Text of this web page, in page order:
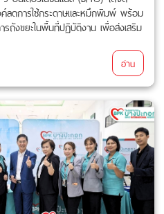
ดการใช้กระดาษและหมึกพิมพ์ พร้อม
ถังขยะในพื้นที่ปฏิบัติงาน เพื่อส่งเสริม
เมื่อวันที่ 10 กรกฎาคม 2569 ที่ผ่านมา
อ่าน